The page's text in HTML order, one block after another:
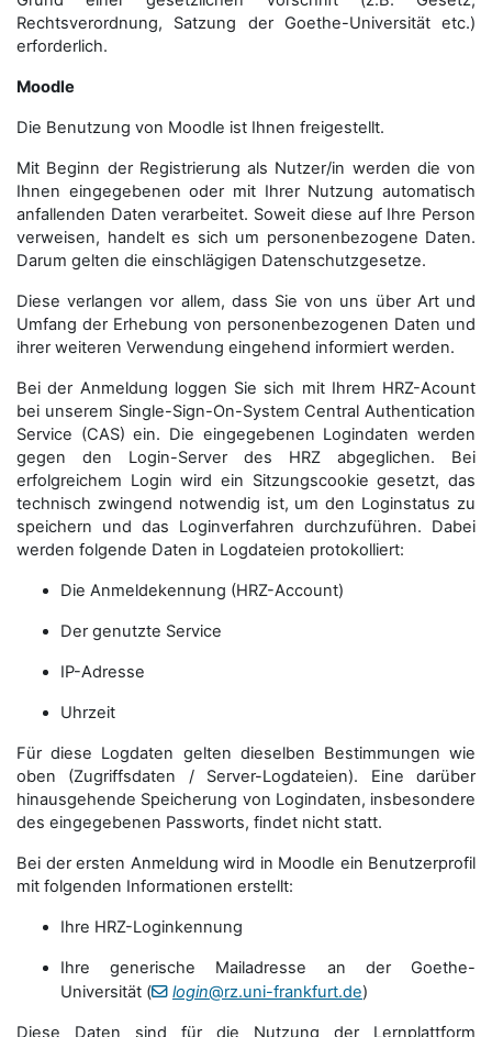
Rechtsverordnung, Satzung der Goethe-Universität etc.)
erforderlich.
Moodle
Die Benutzung von Moodle ist Ihnen freigestellt.
Mit Beginn der Registrierung als Nutzer/in werden die von
Ihnen eingegebenen oder mit Ihrer Nutzung automatisch
anfallenden Daten verarbeitet. Soweit diese auf Ihre Person
verweisen, handelt es sich um personenbezogene Daten.
Darum gelten die einschlägigen Datenschutzgesetze.
Diese verlangen vor allem, dass Sie von uns über Art und
Umfang der Erhebung von personenbezogenen Daten und
ihrer weiteren Verwendung eingehend informiert werden.
Bei der Anmeldung loggen Sie sich mit Ihrem HRZ-Acount
bei unserem Single-Sign-On-System Central Authentication
Service (CAS) ein. Die eingegebenen Logindaten werden
gegen den Login-Server des HRZ abgeglichen. Bei
erfolgreichem Login wird ein Sitzungscookie gesetzt, das
technisch zwingend notwendig ist, um den Loginstatus zu
speichern und das Loginverfahren durchzuführen. Dabei
werden folgende Daten in Logdateien protokolliert:
Die Anmeldekennung (HRZ-Account)
Der genutzte Service
IP-Adresse
Uhrzeit
Für diese Logdaten gelten dieselben Bestimmungen wie
oben (Zugriffsdaten / Server-Logdateien). Eine darüber
hinausgehende Speicherung von Logindaten, insbesondere
des eingegebenen Passworts, findet nicht statt.
Bei der ersten Anmeldung wird in Moodle ein Benutzerprofil
mit folgenden Informationen erstellt:
Ihre HRZ-Loginkennung
Ihre generische Mailadresse an der Goethe-
Universität (
login@rz.uni-frankfurt.de)
Diese Daten sind für die Nutzung der Lernplattform